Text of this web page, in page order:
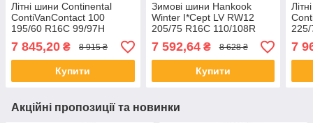
Літні шини Continental
ContiVanContact 100
195/60 R16C 99/97H
7 845,20 ₴ 8 915 ₴
Купити
Зимові шини Hankook
Winter I*Cept LV RW12
205/75 R16C 110/108R
7 592,64₴ 8 628 ₴
Купити
225/
7
Акційні пропозиції та новинки